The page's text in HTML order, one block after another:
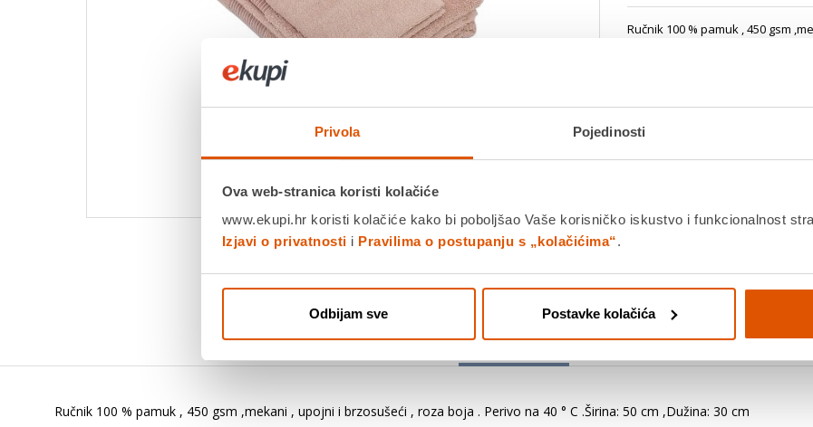
Privola Pojedinosti
Ova web-stranica koristi kolačiće
www.ekupi.hr koristi kolačiće kako bi poboljšao Vaše korisničko iskustvo i funkcionalnost
Izjavi o privatnosti i Pravilima o postupanju s „kolačićima“.
Odbijam sve Postavke kolačića
Ručnik 100 % pamuk , 450 gsm
Platite gotovinom pri
Detalji proizvoda Specifikacije Ocjene
Ručnik 100 % pamuk , 450 gsm ,mekani , upojni i brzosušeći , roza boja . Perivo na 40 ° C .Širina: 50 cm ,Dužina: 30 cm